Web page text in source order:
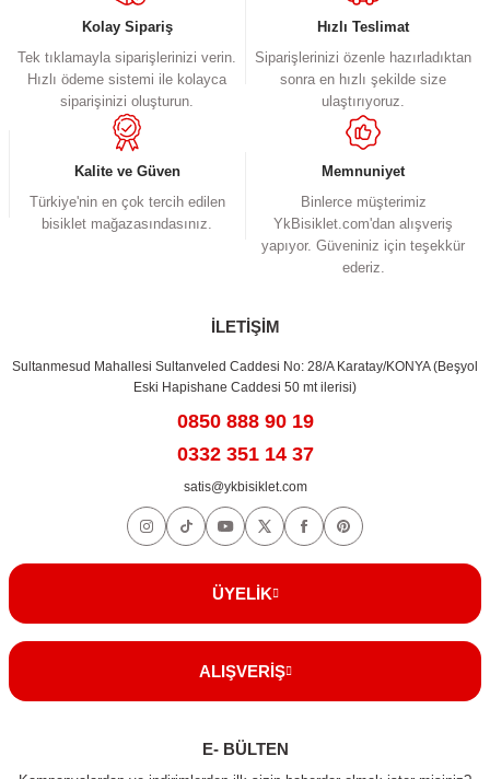
Ürün resmi kalitesiz, bozuk veya görüntülenemiyor.
Ürün açıklamasında eksik bilgiler bulunuyor.
Ürün bilgilerinde hatalar bulunuyor.
Ürün fiyatı diğer sitelerden daha pahalı.
Bu ürüne benzer farklı alternatifler olmalı.
Kolay Sipariş
Tek tıklamayla siparişlerinizi verin.
Hızlı ödeme sistemi ile kolayca
siparişinizi oluşturun.
Hızlı Teslimat
Siparişlerinizi özenle hazırladıktan
sonra en hızlı şekilde size
ulaştırıyoruz.
Kalite ve Güven
Türkiye'nin en çok tercih edilen
bisiklet mağazasındasınız.
Memnuniyet
Binlerce müşterimiz
YkBisiklet.com'dan alışveriş
yapıyor. Güveniniz için teşekkür
ederiz.
İLETİŞİM
Sultanmesud Mahallesi Sultanveled Caddesi No: 28/A Karatay/KONYA (Beşyol
Eski Hapishane Caddesi 50 mt ilerisi)
0850 888 90 19
0332 351 14 37
satis@ykbisiklet.com
ÜYELİK
ALIŞVERİŞ
E- BÜLTEN